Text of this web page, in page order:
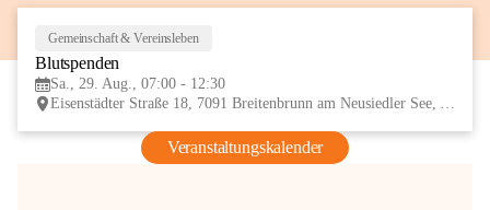
Gemeinschaft & Vereinsleben
Blutspenden
Sa., 29. Aug., 07:00 - 12:30
Eisenstädter Straße 18, 7091 Breitenbrunn am Neusiedler See, AUT
Veranstaltungskalender